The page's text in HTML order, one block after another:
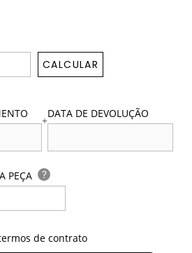
CALCULAR
+DATA DE DEVOLUÇÃO
PEÇA ?
de contrato